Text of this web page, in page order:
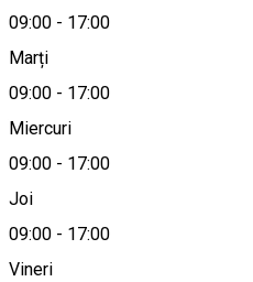
09:00 - 17:00
Marți
09:00 - 17:00
Miercuri
09:00 - 17:00
Joi
09:00 - 17:00
Vineri
Hartă
Despre